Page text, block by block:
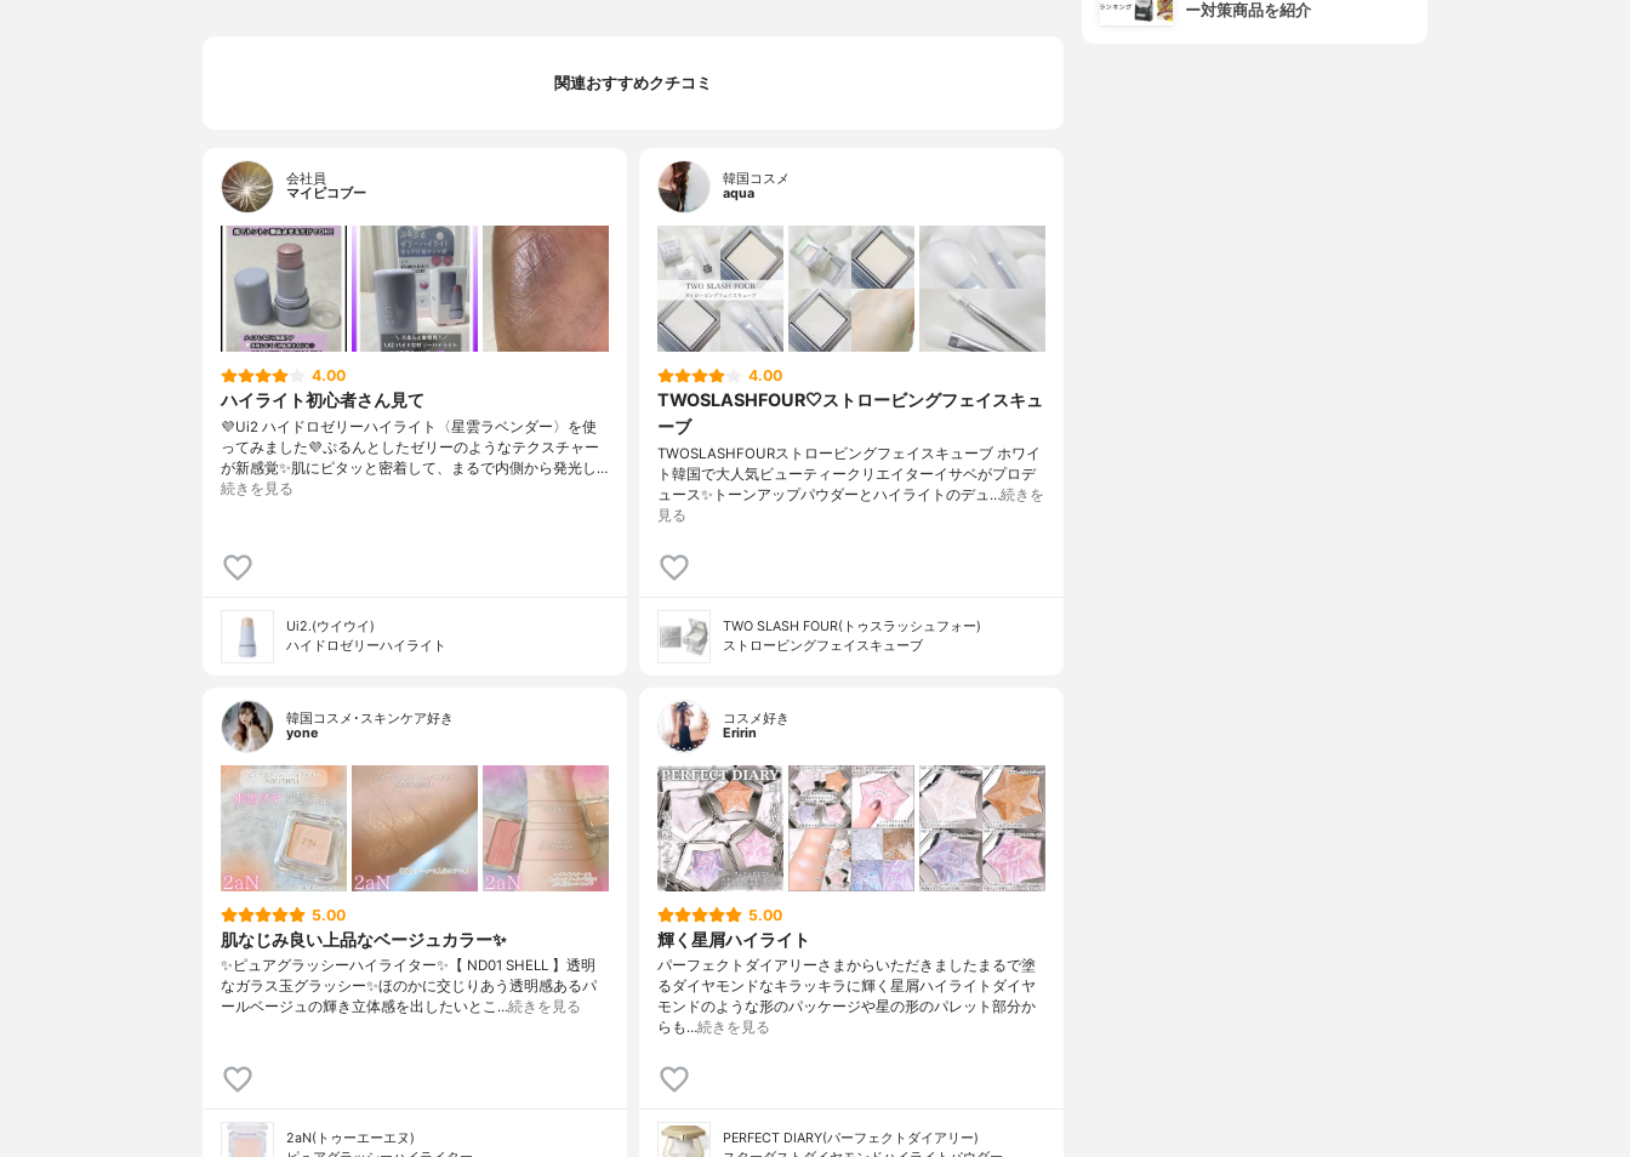
関連おすすめクチコミ
会社員
マイピコブー
4.00
ハイライト初心者さん見て
💜Ui2 ハイドロゼリーハイライト〈星雲ラベンダー〉を使
ってみました💜ぷるんとしたゼリーのようなテクスチャー
が新感覚✨肌にピタッと密着して、まるで内側から発光し…
続きを見る
Ui2.(ウイウイ)
ハイドロゼリーハイライト
韓国コスメ
aqua
4.00
TWOSLASHFOUR🤍ストロービングフェイスキュ
ーブ
TWOSLASHFOURストロービングフェイスキューブ ホワイ
ト韓国で大人気ビューティークリエイターイサベがプロデ
ュース✨トーンアップパウダーとハイライトのデュ…続きを
見る
TWO SLASH FOUR(トゥスラッシュフォー)
ストロービングフェイスキューブ
韓国コスメ･スキンケア好き
yone
5.00
肌なじみ良い上品なベージュカラー✨️
✨️ピュアグラッシーハイライター✨️【 ND01 SHELL 】透明
なガラス玉グラッシー✨️ほのかに交じりあう透明感あるパ
ールベージュの輝き立体感を出したいとこ…続きを見る
2aN(トゥーエーエヌ)
コスメ好き
Eririn
5.00
輝く星屑ハイライト
パーフェクトダイアリーさまからいただきましたまるで塗
るダイヤモンドなキラッキラに輝く星屑ハイライトダイヤ
モンドのような形のパッケージや星の形のパレット部分か
らも…続きを見る
PERFECT DIARY(パーフェクトダイアリー)
ー対策商品を紹介